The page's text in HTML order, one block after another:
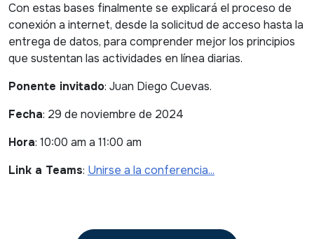
Con estas bases finalmente se explicará el proceso de
conexión a internet, desde la solicitud de acceso hasta la
entrega de datos, para comprender mejor los principios
que sustentan las actividades en línea diarias.
Ponente invitado: Juan Diego Cuevas.
Fecha: 29 de noviembre de 2024
Hora: 10:00 am a 11:00 am
Link a Teams: Unirse a la conferencia...